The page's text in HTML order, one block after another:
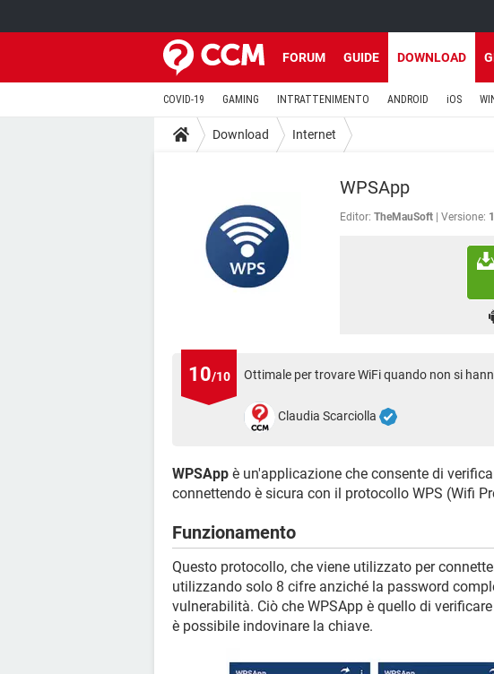
FORUM GUIDE DOWNLOAD
COVID-19 GAMING INTRATTENIMENTO ANDROID iOS
Download Internet
WPSApp
Editor: TheMauSoft Versione:
10/10 Ottimale per trovare WiFi quando non si
Claudia Scarciolla
WPSApp è un'applicazione che consente di
connettendo è sicura con il protocollo WPS (Wifi
Funzionamento
Questo protocollo, che viene utilizzato per
utilizzando solo 8 cifre anziché la password
vulnerabilità. Ciò che WPSApp è quello di
è possibile indovinare la chiave.